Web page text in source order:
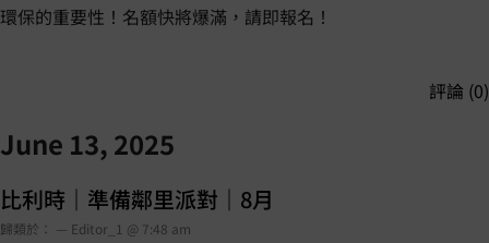
環保的重要性！名額快將爆滿，請即報名！
評論 (0)
June 13, 2025
比利時｜準備鄰里派對｜8月
歸類於： — Editor_1 @ 7:48 am